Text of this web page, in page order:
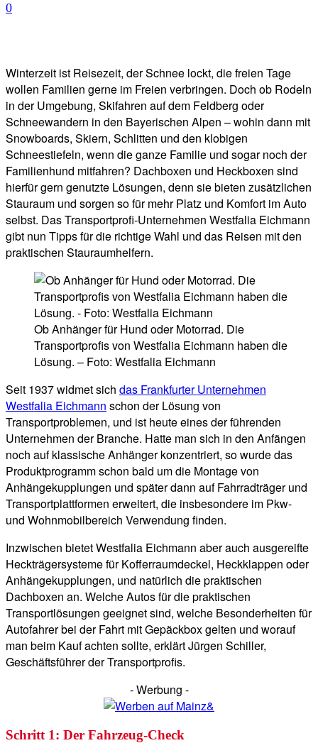
0
Winterzeit ist Reisezeit, der Schnee lockt, die freien Tage
wollen Familien gerne im Freien verbringen. Doch ob Rodeln
in der Umgebung, Skifahren auf dem Feldberg oder
Schneewandern in den Bayerischen Alpen – wohin dann mit
Snowboards, Skiern, Schlitten und den klobigen
Schneestiefeln, wenn die ganze Familie und sogar noch der
Familienhund mitfahren? Dachboxen und Heckboxen sind
hierfür gern genutzte Lösungen, denn sie bieten zusätzlichen
Stauraum und sorgen so für mehr Platz und Komfort im Auto
selbst. Das Transportprofi-Unternehmen Westfalia Eichmann
gibt nun Tipps für die richtige Wahl und das Reisen mit den
praktischen Stauraumhelfern.
Ob Anhänger für Hund oder Motorrad. Die
Transportprofis von Westfalia Eichmann haben die
Lösung. – Foto: Westfalia Eichmann
Seit 1937 widmet sich das Frankfurter Unternehmen
Westfalia Eichmann schon der Lösung von
Transportproblemen, und ist heute eines der führenden
Unternehmen der Branche. Hatte man sich in den Anfängen
noch auf klassische Anhänger konzentriert, so wurde das
Produktprogramm schon bald um die Montage von
Anhängekupplungen und später dann auf Fahrradträger und
Transportplattformen erweitert, die insbesondere im Pkw-
und Wohnmobilbereich Verwendung finden.
Inzwischen bietet Westfalia Eichmann aber auch ausgereifte
Heckträgersysteme für Kofferraumdeckel, Heckklappen oder
Anhängekupplungen, und natürlich die praktischen
Dachboxen an. Welche Autos für die praktischen
Transportlösungen geeignet sind, welche Besonderheiten für
Autofahrer bei der Fahrt mit Gepäckbox gelten und worauf
man beim Kauf achten sollte, erklärt Jürgen Schiller,
Geschäftsführer der Transportprofis.
- Werbung -
Schritt 1: Der Fahrzeug-Check